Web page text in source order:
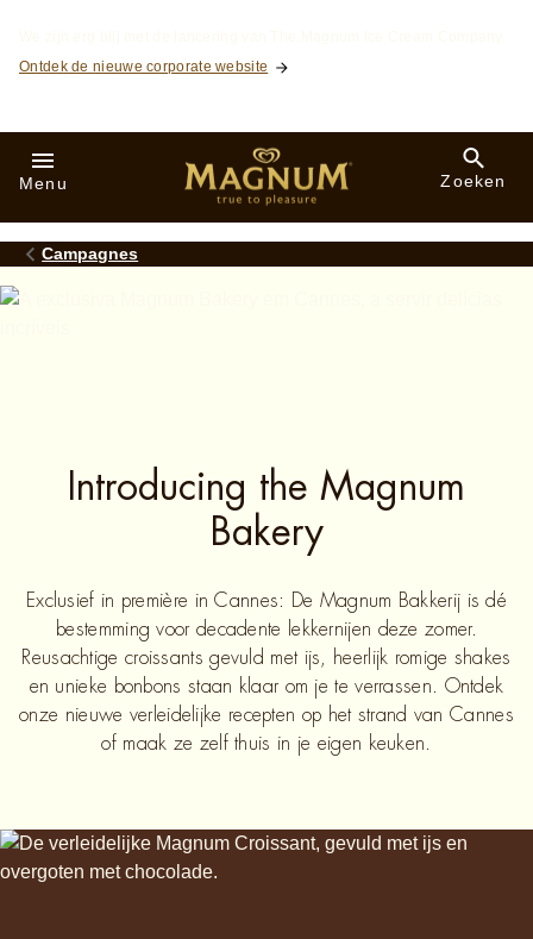
Ontdek de nieuwe corporate website
Menu Zoeken
Campagnes
Introducing the Magnum
Bakery
Exclusief in première in Cannes: De Magnum Bakkerij is dé
bestemming voor decadente lekkernijen deze zomer.
Reusachtige croissants gevuld met ijs, heerlijk romige shakes
en unieke bonbons staan klaar om je te verrassen. Ontdek
onze nieuwe verleidelijke recepten op het strand van Cannes
of maak ze zelf thuis in je eigen keuken.